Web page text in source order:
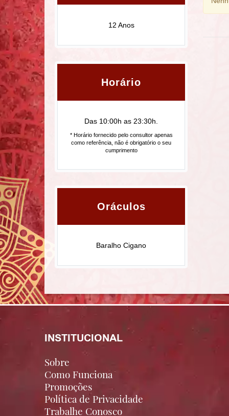
12 Anos
Horário
Das 10:00h as 23:30h.
* Horário fornecido pelo consultor apenas
como referência, não é obrigatório o seu
cumprimento
Oráculos
Baralho Cigano
INSTITUCIONAL
Sobre
Como Funciona
Promoções
Política de Privacidade
Trabalhe Conosco